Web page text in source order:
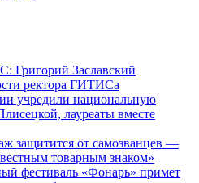
Григорий Заславский
ректора ГИТИСа
учредили национальную
лауреаты вместе
защитится от самозванцев —
товарным знаком»
фестиваль «Фонарь» примет